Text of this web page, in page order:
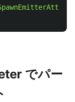
でパー